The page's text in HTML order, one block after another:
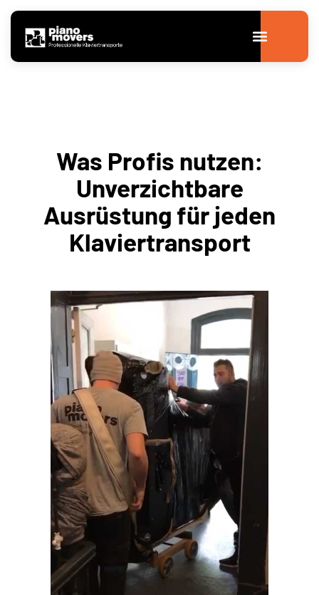
Was Profis nutzen:
Unverzichtbare
Ausrüstung für jeden
Klaviertransport